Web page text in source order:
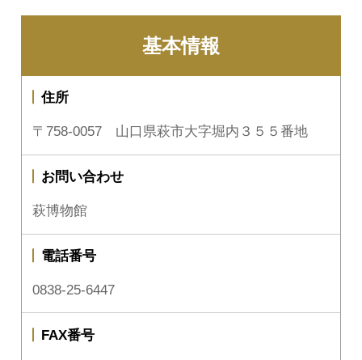
基本情報
住所
〒758-0057 山口県萩市大字堀内３５５番地
お問い合わせ
萩博物館
電話番号
0838-25-6447
FAX番号